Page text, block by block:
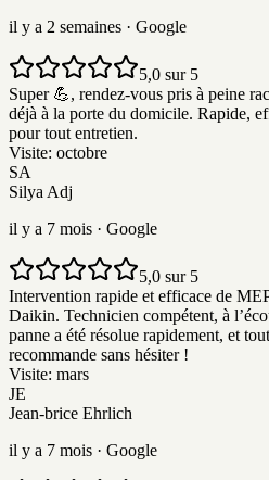
il y a 2 semaines · Google
5,0 sur 5
Super 💪, rendez-vous pris à peine
déjà à la porte du domicile. Rapide,
pour tout entretien.
Visite: octobre
SA
Silya Adj
il y a 7 mois · Google
5,0 sur 5
Intervention rapide et efficace de
Daikin. Technicien compétent, à
panne a été résolue rapidement, et
recommande sans hésiter !
Visite: mars
JE
Jean-brice Ehrlich
il y a 7 mois · Google